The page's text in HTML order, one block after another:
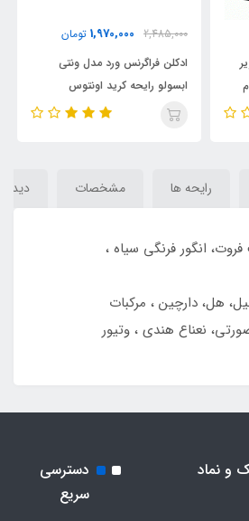
ابسولو( Venti Absolu) Creed
8,010,000
6,710,000 تومان
عطر ادکلن افنان سوپرمسی گالا
Afnan Supremacy Gala
رایحه ها مشخصات
انگور فرنگی سیاه ،
هل، دارچین ، مرکبات
نعناع هندی ، وتیور
و نماد
دسترسی
سریع